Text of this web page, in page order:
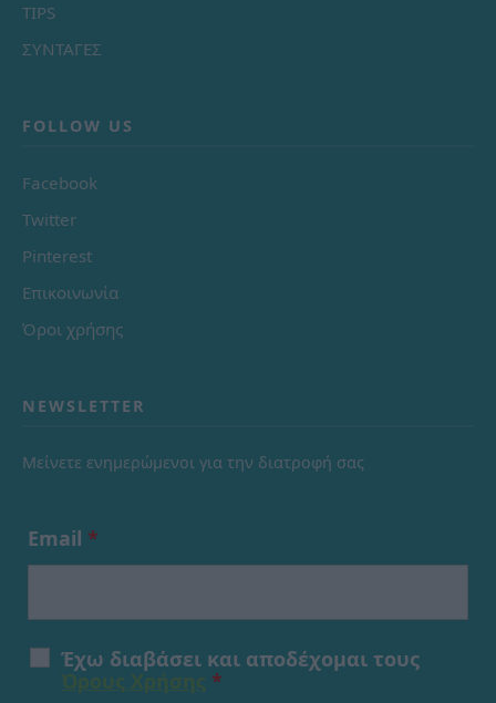
TIPS
ΣΥΝΤΑΓΕΣ
FOLLOW US
Facebook
Twitter
Pinterest
Επικοινωνία
Όροι χρήσης
NEWSLETTER
Μείνετε ενημερώμενοι για την διατροφή σας
Email *
Έχω διαβάσει και αποδέχομαι τους
*